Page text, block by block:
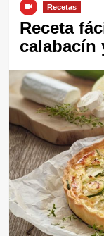
Recetas
Receta
calabacín